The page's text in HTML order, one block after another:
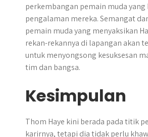
perkembangan pemain muda yang
pengalaman mereka. Semangat
pemain muda yang menyaksikan
rekan-rekannya di lapangan akan
untuk menyongsong kesuksesan
tim dan bangsa.
Kesimpulan
​Thom Haye kini berada pada titik
karirnya, tetapi dia tidak perlu